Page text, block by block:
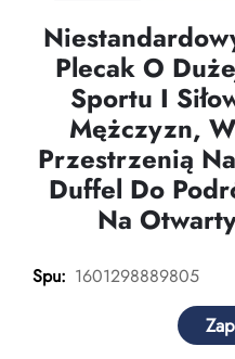
Plecak O
Sportu I
Mężczyzn,
Przestrzenią
Duffel Do
Na
Spu: 1601298889805